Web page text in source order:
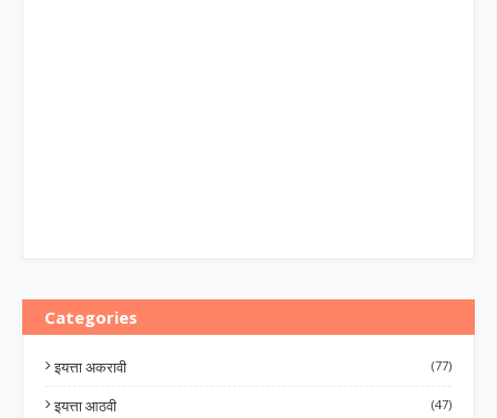
Categories
इयत्ता अकरावी (77)
इयत्ता आठवी (47)